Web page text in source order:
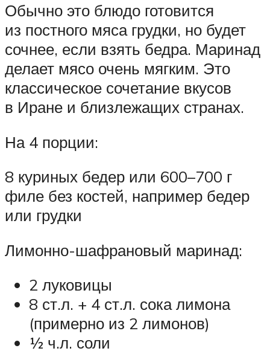
Обычно это блюдо готовится
из постного мяса грудки, но будет
сочнее, если взять бедра. Маринад
делает мясо очень мягким. Это
классическое сочетание вкусов
в Иране и близлежащих странах.
На 4 порции:
8 куриных бедер или 600–700 г
филе без костей, например бедер
или грудки
Лимонно-шафрановый маринад:
2 луковицы
8 ст.л. + 4 ст.л. сока лимона
(примерно из 2 лимонов)
½ ч.л. соли